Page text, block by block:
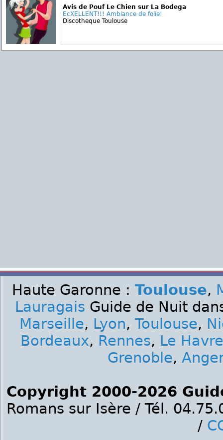
Avis de Pouf Le Chien sur La Bodega
EcXELLENT!!! Ambiance de folie!
Discotheque Toulouse
Haute Garonne : Toulouse,
Lauragais Guide de Nuit
Marseille, Lyon, Toulouse,
Bordeaux, Rennes, Le Havre
Grenoble,
Copyright 2000-2026
Romans sur Isère / Tél.
/